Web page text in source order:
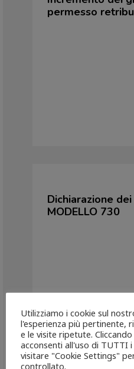
permesso
Dichiarazione
MODELLO 730
Utilizziamo i cookie sul
l'esperienza più pertinente,
e le visite ripetute.
acconsenti all'uso di TUTTI
visitare "Cookie Settings"
controllato.